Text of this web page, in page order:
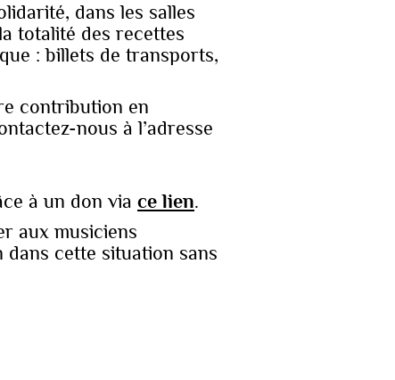
dans les salles
totalité des recettes
: billets de transports,
contribution en
nous à l’adresse
à un don via ce lien.
aux musiciens
cette situation sans